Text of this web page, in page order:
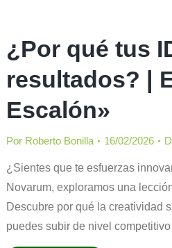
¿Por qué tus
resultados? |
Escalón»
Por Roberto Bonilla 16/02/2026
¿Sientes que te esfuerzas
Novarum, exploramos una
Descubre por qué la creatividad
puedes subir de nivel